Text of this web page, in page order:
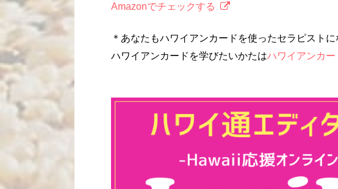
Amazonでチェックする
＊あなたもハワイアンカードを使ったセラピスト
ハワイアンカードを学びたいかたはハワイアンカ